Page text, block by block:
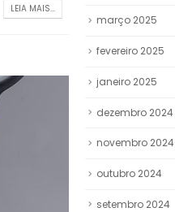
LEIA MAIS...
março 2025
fevereiro 2025
janeiro 2025
dezembro 2024
novembro 2024
outubro 2024
setembro 2024